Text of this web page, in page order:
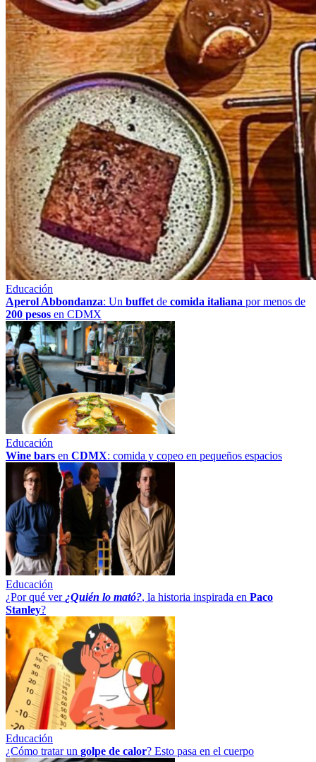
Educación
Aperol Abbondanza: Un buffet de comida italiana por menos de
200 pesos en CDMX
Educación
Wine bars en CDMX: comida y copeo en pequeños espacios
Educación
¿Por qué ver ¿Quién lo mató?, la historia inspirada en Paco
Stanley?
Educación
¿Cómo tratar un golpe de calor? Esto pasa en el cuerpo